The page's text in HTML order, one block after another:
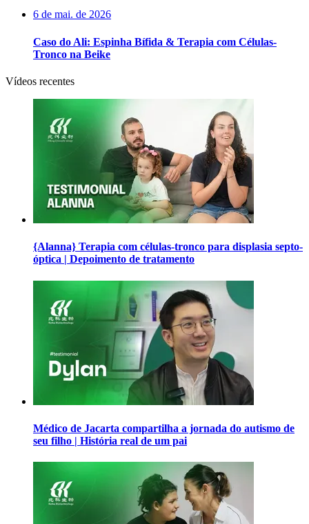
6 de mai. de 2026
Caso do Ali: Espinha Bífida & Terapia com Células-
Tronco na Beike
Vídeos recentes
{Alanna} Terapia com células-tronco para displasia septo-
óptica | Depoimento de tratamento
Médico de Jacarta compartilha a jornada do autismo de
seu filho | História real de um pai